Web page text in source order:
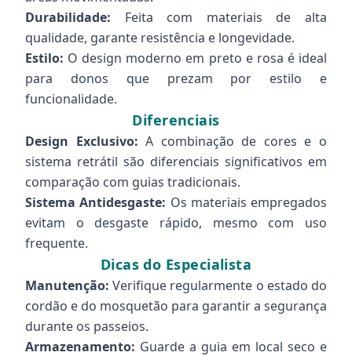
Durabilidade: Feita com materiais de alta
qualidade, garante resistência e longevidade.
Estilo: O design moderno em preto e rosa é ideal
para donos que prezam por estilo e
funcionalidade.
Diferenciais
Design Exclusivo: A combinação de cores e o
sistema retrátil são diferenciais significativos em
comparação com guias tradicionais.
Sistema Antidesgaste: Os materiais empregados
evitam o desgaste rápido, mesmo com uso
frequente.
Dicas do Especialista
Manutenção: Verifique regularmente o estado do
cordão e do mosquetão para garantir a segurança
durante os passeios.
Armazenamento: Guarde a guia em local seco e